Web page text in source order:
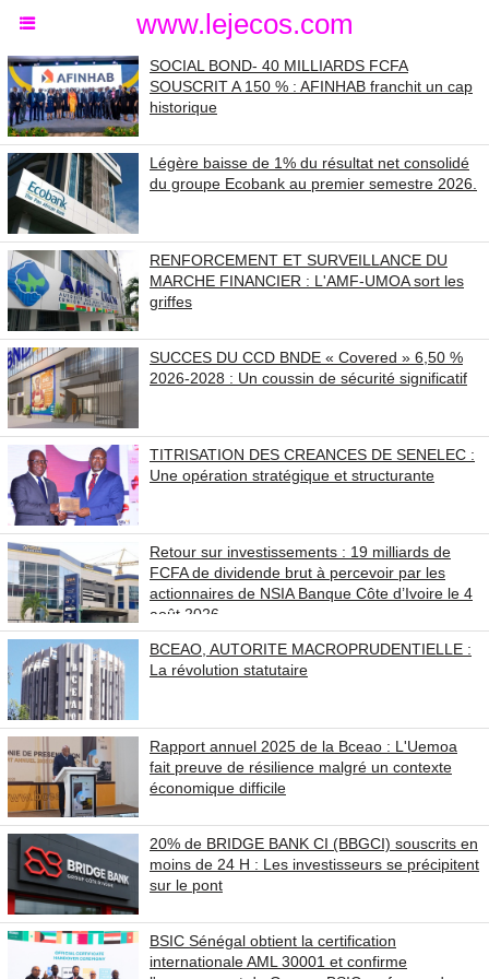
www.lejecos.com
SOCIAL BOND- 40 MILLIARDS FCFA
SOUSCRIT A 150 % : AFINHAB franchit un cap
historique
Légère baisse de 1% du résultat net consolidé
du groupe Ecobank au premier semestre 2026.
RENFORCEMENT ET SURVEILLANCE DU
MARCHE FINANCIER : L'AMF-UMOA sort les
griffes
SUCCES DU CCD BNDE « Covered » 6,50 %
2026-2028 : Un coussin de sécurité significatif
TITRISATION DES CREANCES DE SENELEC :
Une opération stratégique et structurante
Retour sur investissements : 19 milliards de
FCFA de dividende brut à percevoir par les
actionnaires de NSIA Banque Côte d’Ivoire le 4
août 2026.
BCEAO, AUTORITE MACROPRUDENTIELLE :
La révolution statutaire
Rapport annuel 2025 de la Bceao : L'Uemoa
fait preuve de résilience malgré un contexte
économique difficile
20% de BRIDGE BANK CI (BBGCI) souscrits en
moins de 24 H : Les investisseurs se précipitent
sur le pont
BSIC Sénégal obtient la certification
internationale AML 30001 et confirme